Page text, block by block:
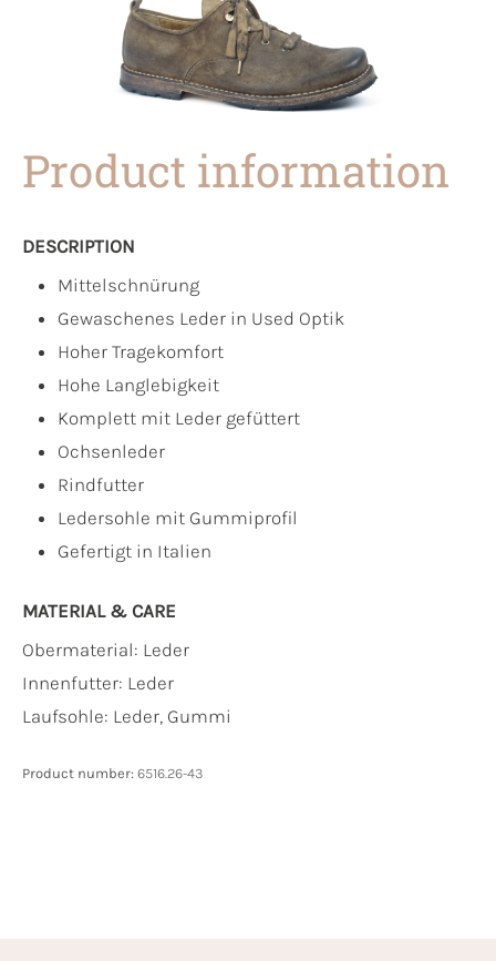
Product information
DESCRIPTION
Mittelschnürung
Gewaschenes Leder in Used Optik
Hoher Tragekomfort
Hohe Langlebigkeit
Komplett mit Leder gefüttert
Ochsenleder
Rindfutter
Ledersohle mit Gummiprofil
Gefertigt in Italien
MATERIAL & CARE
Obermaterial: Leder
Innenfutter: Leder
Laufsohle: Leder, Gummi
Product number: 6516.26-43